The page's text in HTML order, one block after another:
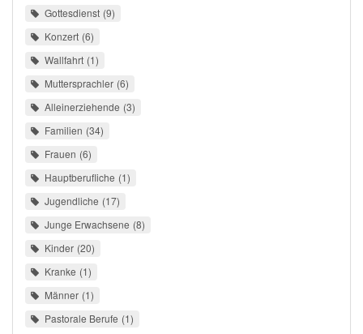
Gottesdienst 9
Konzert 6
Wallfahrt 1
Muttersprachler 6
Alleinerziehende 3
Familien 34
Frauen 6
Hauptberufliche 1
Jugendliche 17
Junge Erwachsene 8
Kinder 20
Kranke 1
Männer 1
Pastorale Berufe 1